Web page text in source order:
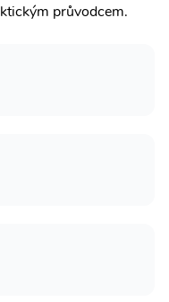
průvodcem.